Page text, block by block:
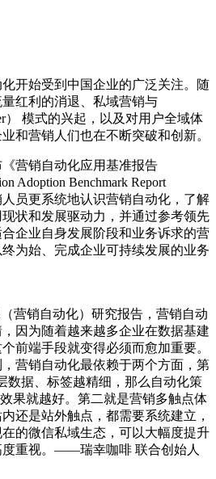
开始受到中国企业的广泛关注。随
红利的消退、私域营销与
） 模式的兴起，以及对用户全域体
和营销人们也在不断突破和创新。
营销自动化应用基准报告
Adoption Benchmark Report
员更系统地认识营销自动化，了解
状和发展驱动力，并通过参考领先
企业自身发展阶段和业务诉求的营
为始、完成企业可持续发展的业务
营销自动化）研究报告，营销自动
因为随着越来越多企业在数据基建
前端手段就变得必须而愈加重要。
营销自动化最依赖于两个方面，第
数据、标签越精细，那么自动化策
果就越好。第二就是营销多触点体
还是站外触点，都需要系统建立，
的微信私域生态，可以大幅度提升
度重视。——瑞幸咖啡 联合创始人